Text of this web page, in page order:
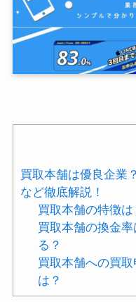
買取本舗は優良企業
など徹底解説！
買取本舗の特徴
買取本舗の換金
る？
買取本舗への買
は？